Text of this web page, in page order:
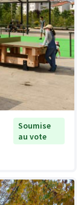
Soumise
au vote